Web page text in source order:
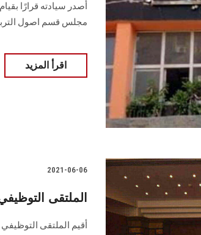
أصدر سيادته قرارًا
مجلس قسم اصول
اقرأ المزيد
2021-06-06
الملتقى
أقيم الملتقى